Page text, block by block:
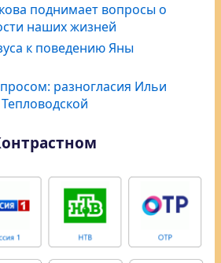
поднимает вопросы о
наших жизней
к поведению Яны
разногласия Ильи